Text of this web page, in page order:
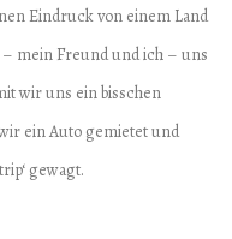
Eindruck von einem Land
mein Freund und ich – uns
wir uns ein bisschen
ein Auto gemietet und
gewagt.